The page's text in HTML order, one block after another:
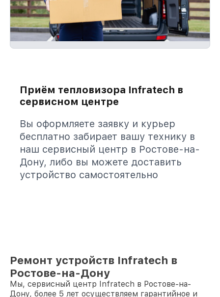
Приём тепловизора Infratech в
сервисном центре
Вы оформляете заявку и курьер
бесплатно забирает вашу технику в
наш сервисный центр в Ростове-на-
Дону, либо вы можете доставить
устройство самостоятельно
Ремонт устройств Infratech в
Ростове-на-Дону
Мы, сервисный центр Infratech в Ростове-на-
Дону, более 5 лет осуществляем гарантийное и